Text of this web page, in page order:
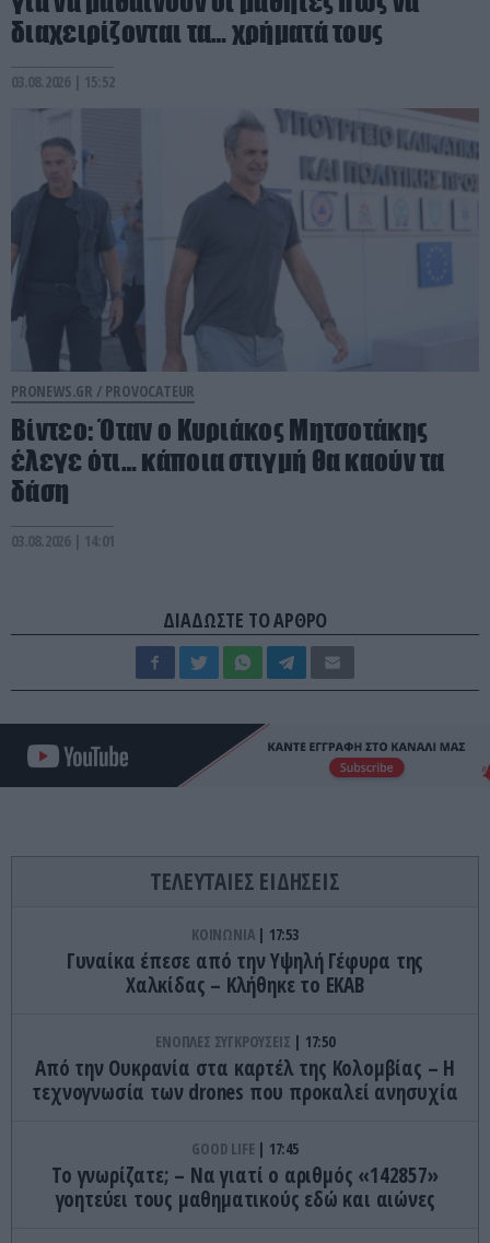
διαχειρίζονται τα… χρήματά τους
03.08.2026 | 15:52
PRONEWS.GR / PROVOCATEUR
Βίντεο: Όταν ο Κυριάκος Μητσοτάκης
έλεγε ότι… κάποια στιγμή θα καούν τα
δάση
03.08.2026 | 14:01
ΔΙΑΔΩΣΤΕ ΤΟ ΑΡΘΡΟ
ΤΕΛΕΥΤΑΙΕΣ ΕΙΔΗΣΕΙΣ
ΚΟΙΝΩΝΙΑ 17:53
Γυναίκα έπεσε από την Υψηλή Γέφυρα της
Χαλκίδας – Κλήθηκε το ΕΚΑΒ
ΕΝΟΠΛΕΣ ΣΥΓΚΡΟΥΣΕΙΣ 17:50
Από την Ουκρανία στα καρτέλ της Κολομβίας – Η
τεχνογνωσία των drones που προκαλεί ανησυχία
GOOD LIFE 17:45
Το γνωρίζατε; – Να γιατί ο αριθμός «142857»
γοητεύει τους μαθηματικούς εδώ και αιώνες